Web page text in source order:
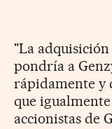
"La
pondría a
rápidamente y
que
accionistas de